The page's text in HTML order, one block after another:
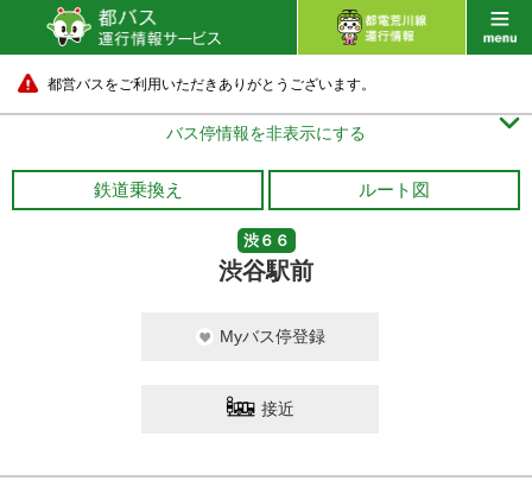
都営バスをご利用いただきありがとうございます。
バス停情報を非表示にする 
鉄道乗換え ルート図
渋６６
渋谷駅前
Myバス停登録
接近